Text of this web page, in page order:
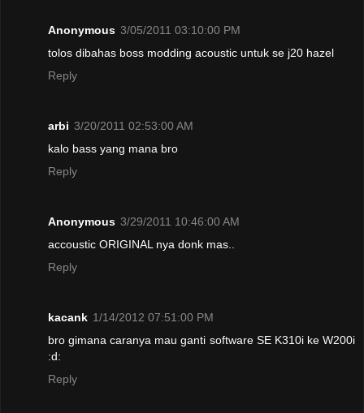
Anonymous 3/05/2011 03:10:00 PM
tolos dibahas boss modding acoustic untuk se j20 hazel
Reply
arbi 3/20/2011 02:53:00 AM
kalo bass yang mana bro
Reply
Anonymous 3/29/2011 10:46:00 AM
accoustic ORIGINAL nya donk mas..
Reply
kacank 1/14/2012 07:51:00 PM
bro gimana caranya mau ganti software SE K310i ke W200i
:d:
Reply